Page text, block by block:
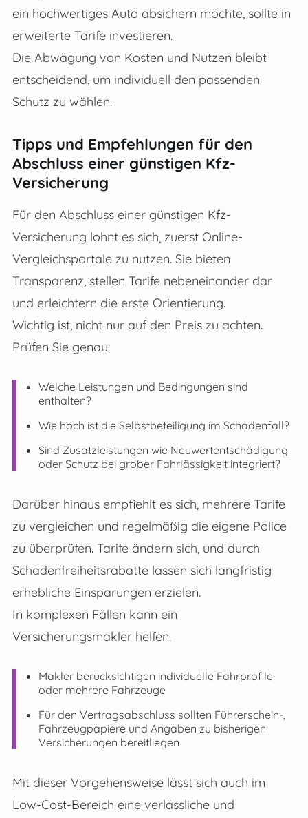
ein hochwertiges Auto absichern möchte, sollte in
erweiterte Tarife investieren.
Die Abwägung von Kosten und Nutzen bleibt
entscheidend, um individuell den passenden
Schutz zu wählen.
Tipps und Empfehlungen für den
Abschluss einer günstigen Kfz-
Versicherung
Für den Abschluss einer günstigen Kfz-
Versicherung lohnt es sich, zuerst Online-
Vergleichsportale zu nutzen. Sie bieten
Transparenz, stellen Tarife nebeneinander dar
und erleichtern die erste Orientierung.
Wichtig ist, nicht nur auf den Preis zu achten.
Prüfen Sie genau:
Welche Leistungen und Bedingungen sind
enthalten?
Wie hoch ist die Selbstbeteiligung im Schadenfall?
Sind Zusatzleistungen wie Neuwertentschädigung
oder Schutz bei grober Fahrlässigkeit integriert?
Darüber hinaus empfiehlt es sich, mehrere Tarife
zu vergleichen und regelmäßig die eigene Police
zu überprüfen. Tarife ändern sich, und durch
Schadenfreiheitsrabatte lassen sich langfristig
erhebliche Einsparungen erzielen.
In komplexen Fällen kann ein
Versicherungsmakler helfen.
Makler berücksichtigen individuelle Fahrprofile
oder mehrere Fahrzeuge
Für den Vertragsabschluss sollten Führerschein-,
Fahrzeugpapiere und Angaben zu bisherigen
Versicherungen bereitliegen
Mit dieser Vorgehensweise lässt sich auch im
Low-Cost-Bereich eine verlässliche und